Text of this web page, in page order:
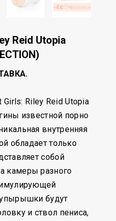
Reid Utopia
Riley Reid Utopia
известной порно
внутренняя
обладает только
собой
камеры разного
будут
и ствол пениса,